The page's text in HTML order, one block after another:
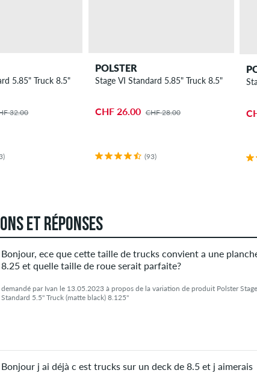
5.85" Truck 8.5"
32.00
POLSTER
Stage VI Standard 5.85" Truck 8.5"
CHF 26.00 CHF 28.00
(93)
ET RÉPONSES
Bonjour, ece que cette taille de trucks convient a une
8.25 et quelle taille de roue serait parfaite?
demandé par Ivan le 13.05.2023 à propos de la variation de produit Polster
Standard 5.5" Truck (matte black) 8.125"
Bonjour j ai déjà c est trucks sur un deck de 8.5 et j aimerais